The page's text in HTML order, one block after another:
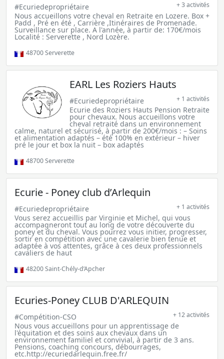
#Ecuriedepropriétaire + 3 activités
Nous accueillons votre cheval en Retraite en Lozere. Box +
Padd , Pré en été , Carrière ,Itinéraires de Promenade.
Surveillance sur place. A l'année, à partir de: 170€/mois
Localité : Serverette , Nord Lozère.
48700Serverette
EARL Les Roziers Hauts
#Ecuriedepropriétaire + 1 activités
Ecurie des Roziers Hauts Pension Retraite
pour chevaux. Nous accueillons votre
cheval retraité dans un environnement
calme, naturel et sécurisé, à partir de 200€/mois : – Soins
et alimentation adaptés – été 100% en extérieur – hiver
pré le jour et box la nuit – box adaptés
48700Serverette
Ecurie - Poney club d’Arlequin
#Ecuriedepropriétaire + 1 activités
Vous serez accueillis par Virginie et Michel, qui vous
accompagneront tout au long de votre découverte du
poney et du cheval. Vous pourrez vous initier, progresser,
sortir en compétition avec une cavalerie bien tenue et
adaptée à vos attentes, grâce à ces deux professionnels
cavaliers de haut
48200Saint-Chély-d’Apcher
Ecuries-Poney CLUB D'ARLEQUIN
#Compétition-CSO + 12 activités
Nous vous accueillons pour un apprentissage de
l'équitation et des soins aux chevaux dans un
environnement familiel et convivial, à partir de 3 ans.
Pensions, coaching concours, débourrages,
etc.http://ecuriedarlequin.free.fr/